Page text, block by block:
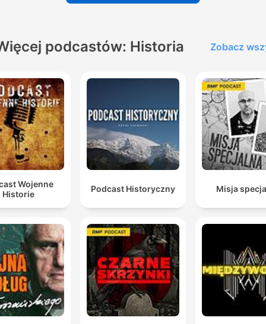
podcastów: Historia Zobacz
Wojenne
Historie
Podcast Historyczny Misja